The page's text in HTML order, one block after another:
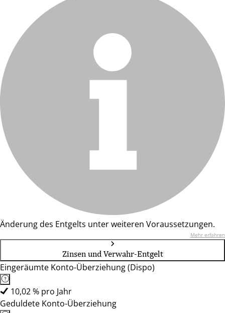
Änderung des Entgelts unter weiteren Voraussetzungen.
Mehr erfahren
Zinsen und Verwahr-Entgelt
Eingeräumte Konto-Überziehung (Dispo)
10,02 % pro Jahr
Geduldete Konto-Überziehung